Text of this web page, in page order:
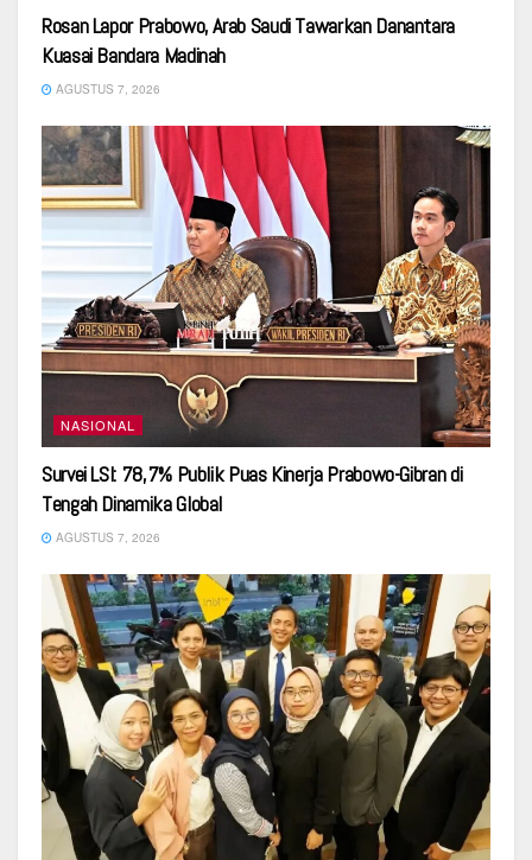
Rosan Lapor Prabowo, Arab Saudi Tawarkan Danantara
Kuasai Bandara Madinah
AGUSTUS 7, 2026
NASIONAL
Survei LSI: 78,7% Publik Puas Kinerja Prabowo-Gibran di
Tengah Dinamika Global
AGUSTUS 7, 2026